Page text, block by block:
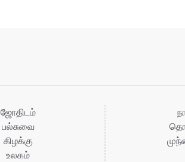
ஜோதிடம்
பல்சுவை
கிழக்கு
உலகம்